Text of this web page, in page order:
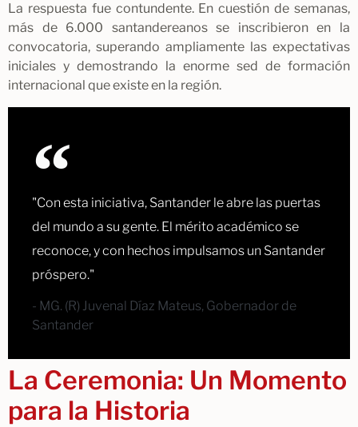
La respuesta fue contundente. En cuestión de semanas,
más de 6.000 santandereanos se inscribieron en la
convocatoria, superando ampliamente las expectativas
iniciales y demostrando la enorme sed de formación
internacional que existe en la región.
"Con esta iniciativa, Santander le abre las puertas
del mundo a su gente. El mérito académico se
reconoce, y con hechos impulsamos un Santander
próspero."
- MG. (R) Juvenal Díaz Mateus, Gobernador de
Santander
La Ceremonia: Un Momento
para la Historia